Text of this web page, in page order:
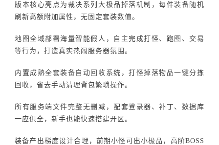
版本核心亮点为裁决系列大极品掉落机制，每件装备随机
刷新高额附加属性，无固定套装数值。
地图全域部署海量智能假人，自主完成打怪、跑图、交易
等行为，打造真实热闹服务器氛围。
内置成熟全套装备自动回收系统，打怪掉落物品一键分拣
回收，省去手动清理背包繁琐操作。
所有服务端文件完整无删减，配套登录器、补丁、数据库
一应俱全，新手也能快速搭建开区。
装备产出梯度设计合理，前期小怪可出小极品，高阶BOSS